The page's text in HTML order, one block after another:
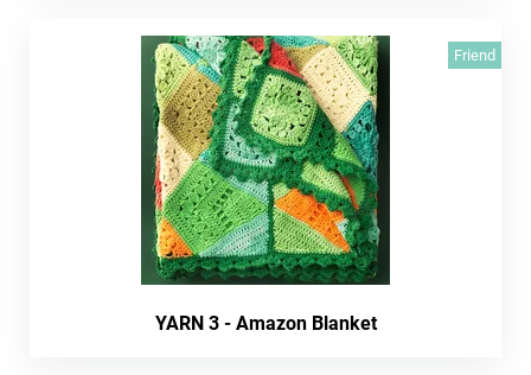
Friend
YARN 3 - Amazon Blanket